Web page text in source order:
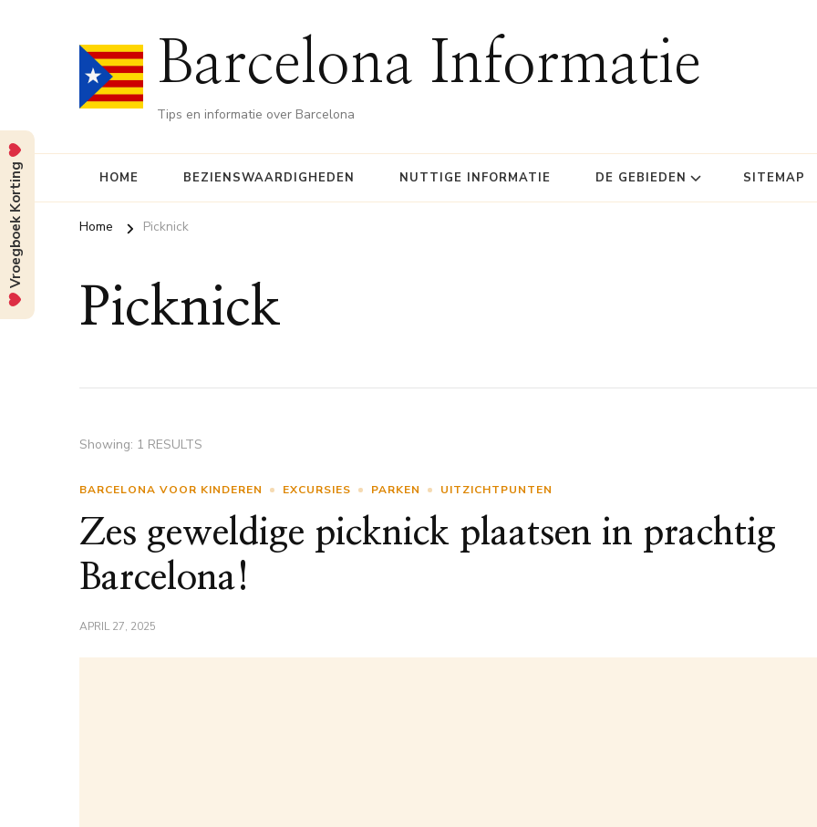
Barcelona Informatie
Tips en informatie over Barcelona
HOME BEZIENSWAARDIGHEDEN NUTTIGE INFORMATIE DE GEBIEDEN SITEMAP
Home Picknick
Picknick
Showing: 1 RESULTS
BARCELONA VOOR KINDEREN EXCURSIES PARKEN UITZICHTPUNTEN
Zes geweldige picknick plaatsen in prachtig
Barcelona!
APRIL 27, 2025
Vroegboek Korting